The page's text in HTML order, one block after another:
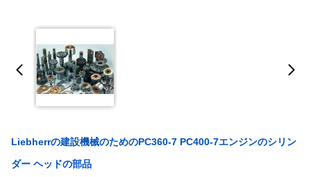
Liebherrの建設機械のためのPC360-7 PC400-7エンジンのシリン
ダー ヘッドの部品